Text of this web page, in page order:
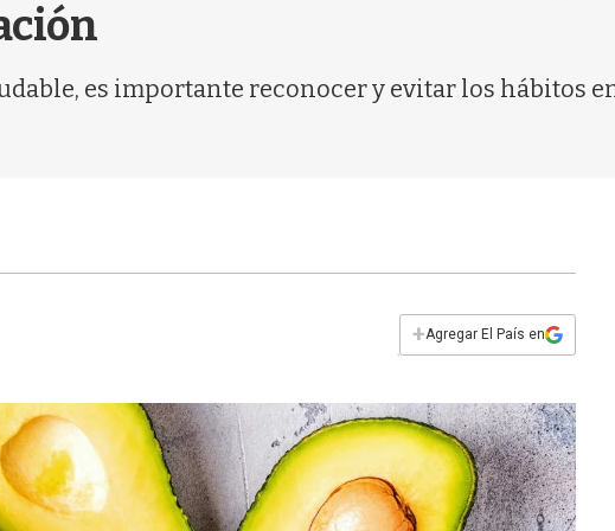
es importante reconocer y evitar los hábitos
+Agregar El País en